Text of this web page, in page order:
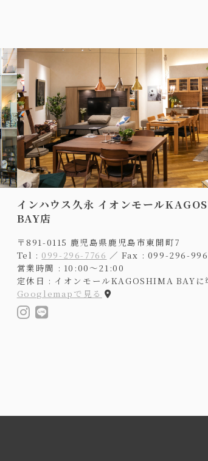
インハウス久永 イオンモール
BAY店
〒891-0115 鹿児島県鹿児島市東開町7
Tel : 099-296-7766 ／ Fax : 099-296-
営業時間 : 10:00〜21:00
定休日 : イオンモールKAGOSHIMA BAYに
Googlemapで見る